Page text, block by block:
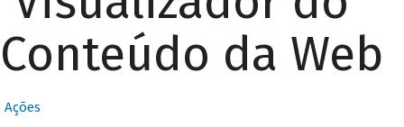
Conteúdo da Web
Ações